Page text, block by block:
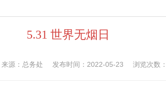
5.31 世界无烟日
来源：总务处 发布时间：2022-05-23 浏览次数：